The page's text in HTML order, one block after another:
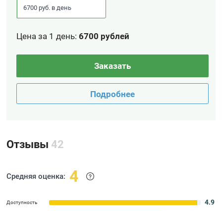
6700 руб. в день
Цена за 1 день:6700 рублей
Заказать
Подробнее
Отзывы 42
Средняя оценка: 4
Доступность 4.9